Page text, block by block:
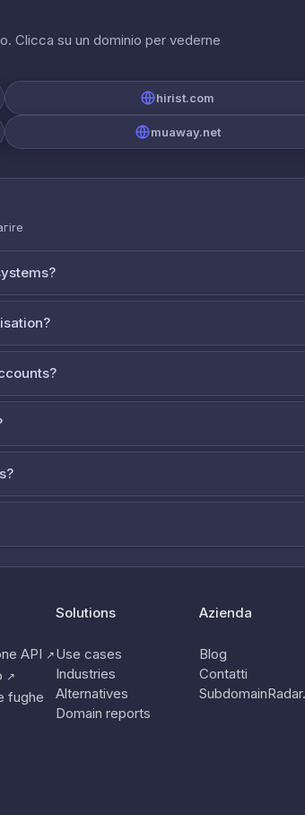
Clicca su un dominio per vederne
hirist.com
muaway.net
API ↗
↗
fughe
Solutions
Use cases
Industries
Alternatives
Domain reports
Azienda
Blog
Contatti